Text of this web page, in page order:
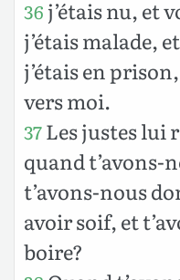
36 j’étais nu, et
j’étais malade,
j’étais en
vers moi.
37Les justes lui
quand t’avons-
t’avons-nous
avoir soif, et
boire?